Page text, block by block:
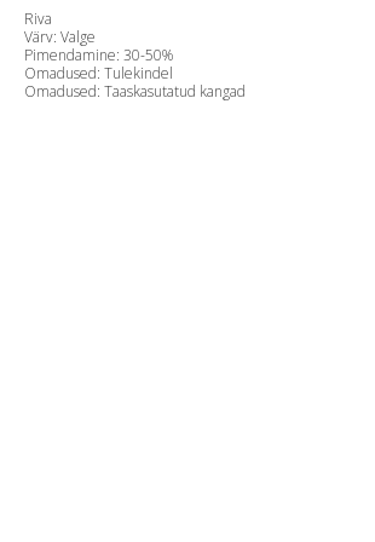
Riva
Värv: Valge
Pimendamine: 30-50%
Omadused: Tulekindel
Omadused: Taaskasutatud kangad